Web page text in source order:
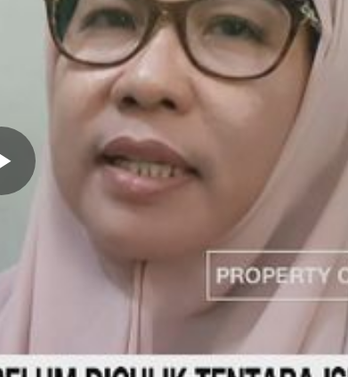
Memutarkan
Video